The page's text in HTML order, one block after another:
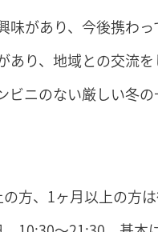
味があり、今後携わ
あり、地域との交流
ビニのない厳しい冬
方、1ヶ月以上の方は